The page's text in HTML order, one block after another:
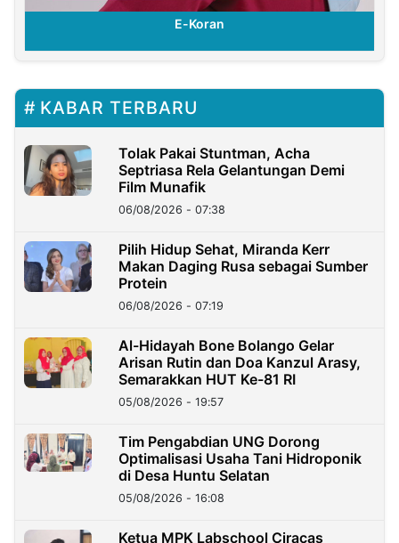
E-Koran
KABAR TERBARU
Tolak Pakai Stuntman, Acha
Septriasa Rela Gelantungan Demi
Film Munafik
06/08/2026 - 07:38
Pilih Hidup Sehat, Miranda Kerr
Makan Daging Rusa sebagai Sumber
Protein
06/08/2026 - 07:19
Al-Hidayah Bone Bolango Gelar
Arisan Rutin dan Doa Kanzul Arasy,
Semarakkan HUT Ke-81 RI
05/08/2026 - 19:57
‎Tim Pengabdian UNG Dorong
Optimalisasi Usaha Tani Hidroponik
di Desa Huntu Selatan
05/08/2026 - 16:08
Ketua MPK Labschool Ciracas